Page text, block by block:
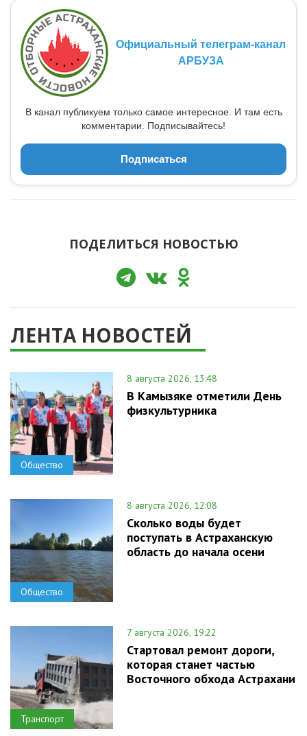
Официальный телеграм-канал
АРБУЗА
В канал публикуем только самое интересное. И там есть
комментарии. Подписывайтесь!
Подписаться
ПОДЕЛИТЬСЯ НОВОСТЬЮ
ЛЕНТА НОВОСТЕЙ
Общество
8 августа 2026, 13:48
В Камызяке отметили День
физкультурника
Общество
8 августа 2026, 12:08
Сколько воды будет
поступать в Астраханскую
область до начала осени
Транспорт
7 августа 2026, 19:22
Стартовал ремонт дороги,
которая станет частью
Восточного обхода Астрахани